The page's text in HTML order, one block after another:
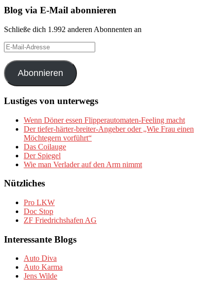
Blog via E-Mail abonnieren
Schließe dich 1.992 anderen Abonnenten an
E-
Mail-
Adresse
Abonnieren
Lustiges von unterwegs
Wenn Döner essen Flipperautomaten-Feeling macht
Der tiefer-härter-breiter-Angeber oder „Wie Frau einen
Möchtegern vorführt“
Das Coilauge
Der Spiegel
Wie man Verlader auf den Arm nimmt
Nützliches
Pro LKW
Doc Stop
ZF Friedrichshafen AG
Interessante Blogs
Auto Diva
Auto Karma
Jens Wilde